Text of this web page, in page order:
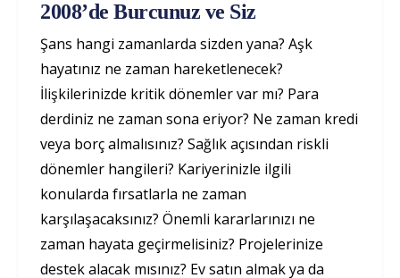
2008’de Burcunuz ve Siz
Şans hangi zamanlarda sizden yana? Aşk
hayatınız ne zaman hareketlenecek?
İlişkilerinizde kritik dönemler var mı? Para
derdiniz ne zaman sona eriyor? Ne zaman kredi
veya borç almalısınız? Sağlık açısından riskli
dönemler hangileri? Kariyerinizle ilgili
konularda fırsatlarla ne zaman
karşılaşacaksınız? Önemli kararlarınızı ne
zaman hayata geçirmelisiniz? Projelerinize
destek alacak mısınız? Ev satın almak ya da